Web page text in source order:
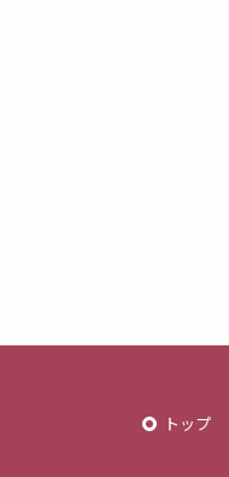
トップ